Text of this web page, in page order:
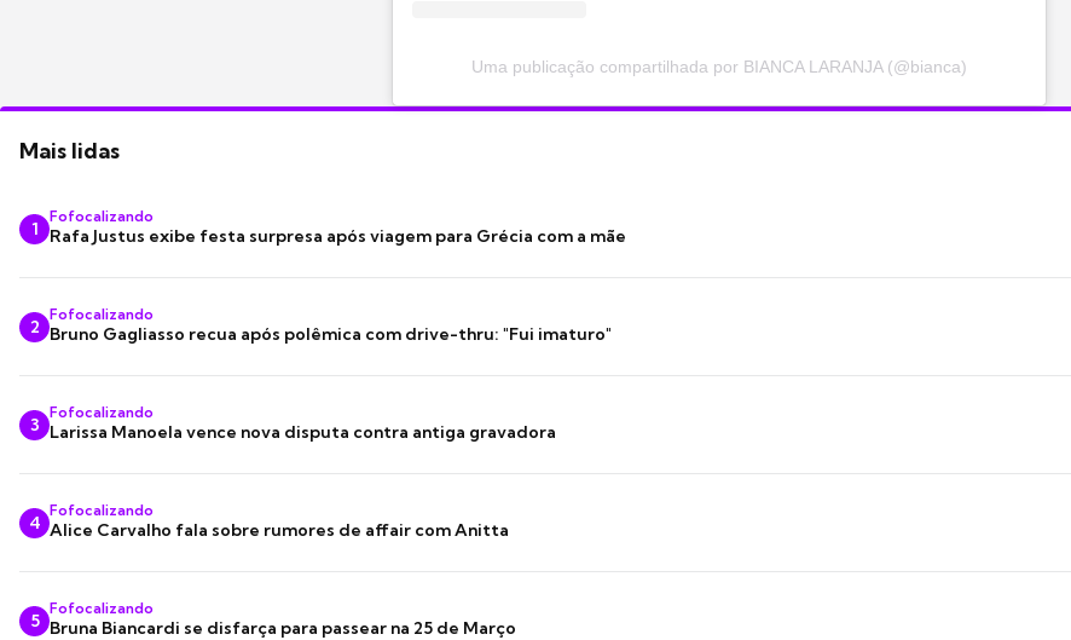
Uma publicação compartilhada por BIANCA LARANJA (@bianca)
Mais lidas
1
Fofocalizando
Rafa Justus exibe festa surpresa após viagem para Grécia com a mãe
2
Fofocalizando
Bruno Gagliasso recua após polêmica com drive-thru: "Fui imaturo"
3
Fofocalizando
Larissa Manoela vence nova disputa contra antiga gravadora
4
Fofocalizando
Alice Carvalho fala sobre rumores de affair com Anitta
5
Fofocalizando
Bruna Biancardi se disfarça para passear na 25 de Março